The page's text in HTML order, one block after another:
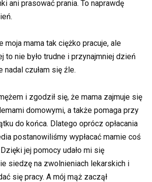
ani prasować prania. To naprawdę
moja mama tak ciężko pracuje, ale
to nie było trudne i przynajmniej dzień
nadal czułam się źle.
i zgodził się, że mama zajmuje się
domowymi, a także pomaga przy
do końca. Dlatego oprócz opłacania
postanowiliśmy wypłacać mamie coś
jej pomocy udało mi się
siedzę na zwolnieniach lekarskich i
się pracy. A mój mąż zaczął